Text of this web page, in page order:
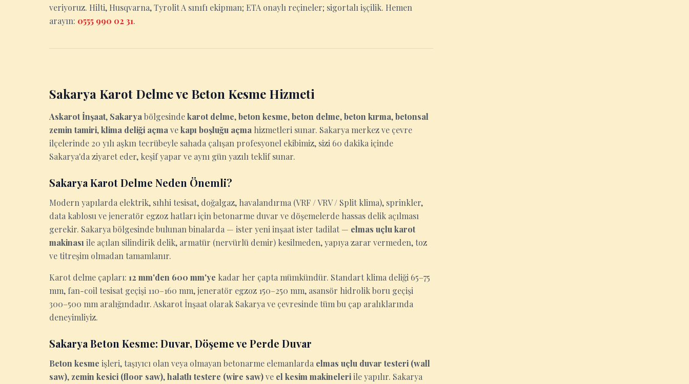
veriyoruz. Hilti, Husqvarna, Tyrolit A sınıfı ekipman; ETA onaylı reçineler; sigortalı işçilik. Hemen
arayın: 0555 990 02 31.
Sakarya Karot Delme ve Beton Kesme Hizmeti
Askarot İnşaat, Sakarya bölgesindekarot delme,beton kesme,beton delme,beton kırma,betonsal
zemin tamiri,klima deliği açma vekapı boşluğu açma hizmetleri sunar. Sakarya merkez ve çevre
ilçelerinde 20 yılı aşkın tecrübeyle sahada çalışan profesyonel ekibimiz, sizi 60 dakika içinde
Sakarya'da ziyaret eder, keşif yapar ve aynı gün yazılı teklif sunar.
Sakarya Karot Delme Neden Önemli?
Modern yapılarda elektrik, sıhhi tesisat, doğalgaz, havalandırma (VRF / VRV / Split klima), sprinkler,
data kablosu ve jeneratör egzoz hatları için betonarme duvar ve döşemelerde hassas delik açılması
gerekir. Sakarya bölgesinde bulunan binalarda — ister yeni inşaat ister tadilat — elmas uçlu karot
makinası ile açılan silindirik delik, armatür (nervürlü demir) kesilmeden, yapıya zarar vermeden, toz
ve titreşim olmadan tamamlanır.
Karot delme çapları: 12 mm'den 600 mm'ye kadar her çapta mümkündür. Standart klima deliği 65–75
mm, fan-coil tesisat geçişi 110–160 mm, jeneratör egzoz 150–250 mm, asansör hidrolik boru geçişi
300–500 mm aralığındadır. Askarot İnşaat olarak Sakarya ve çevresinde tüm bu çap aralıklarında
deneyimliyiz.
Sakarya Beton Kesme: Duvar, Döşeme ve Perde Duvar
Beton kesme işleri, taşıyıcı olan veya olmayan betonarme elemanlarda elmas uçlu duvar testeri (wall
saw), zemin kesici (floor saw),halatlı testere (wire saw)ve el kesim makineleriile yapılır. Sakarya